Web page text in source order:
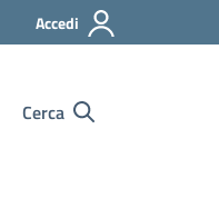
Accedi
Cerca